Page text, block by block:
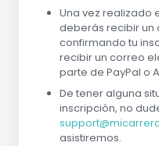
Una vez realizado
deberás recibir
confirmando tu
recibir un correo
parte de PayPal o
De tener alguna
inscripción, no
asistiremos.